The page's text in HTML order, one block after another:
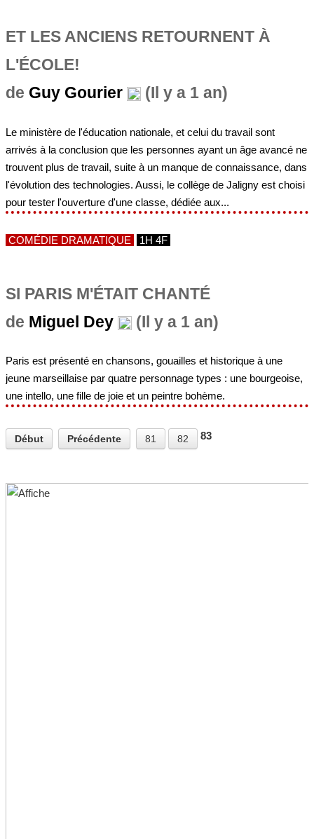
ET LES ANCIENS RETOURNENT À
L'ÉCOLE!
de Guy Gourier (Il y a 1 an)
Le ministère de l'éducation nationale, et celui du travail sont
arrivés à la conclusion que les personnes ayant un âge avancé ne
trouvent plus de travail, suite à un manque de connaissance, dans
l'évolution des technologies. Aussi, le collège de Jaligny est choisi
pour tester l'ouverture d'une classe, dédiée aux...
COMÉDIE DRAMATIQUE 1H 4F
SI PARIS M'ÉTAIT CHANTÉ
de Miguel Dey (Il y a 1 an)
Paris est présenté en chansons, gouailles et historique à une
jeune marseillaise par quatre personnage types : une bourgeoise,
une intello, une fille de joie et un peintre bohème.
Début Précédente 81 82 83